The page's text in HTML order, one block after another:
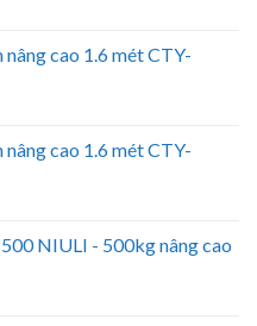
nâng cao 1.6 mét CTY-
nâng cao 1.6 mét CTY-
NIULI - 500kg nâng cao